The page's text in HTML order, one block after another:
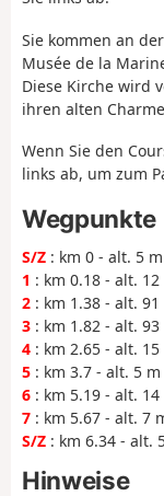
Sie kommen an
Musée de la
Diese Kirche wird
ihren alten
Wenn Sie den
links ab, um zum
Wegpunkte
S/Z : km 0 - alt. 5
1 : km 0.18 - alt.
2 : km 1.38 - alt.
3 : km 1.82 - alt.
4 : km 2.65 - alt.
5 : km 3.7 - alt. 5
6 : km 5.19 - alt. 14
7 : km 5.67 - alt. 7
S/Z : km 6.34 - alt.
Hinweise